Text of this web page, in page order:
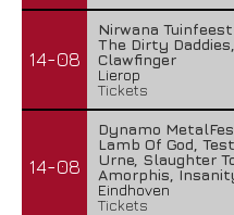
14-08
Nirwana
The Dirty
Clawfinger
Lierop
Tickets
14-08
Dynamo
Lamb Of God,
Urne, Slaughter
Amorphis,
Eindhoven
Tickets